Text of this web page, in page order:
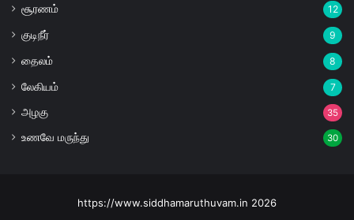
சூரணம் 12
குடிநீர் 9
தைலம் 8
லேகியம் 7
அழகு 35
உணவே மருந்து 30
https://www.siddhamaruthuvam.in 2026